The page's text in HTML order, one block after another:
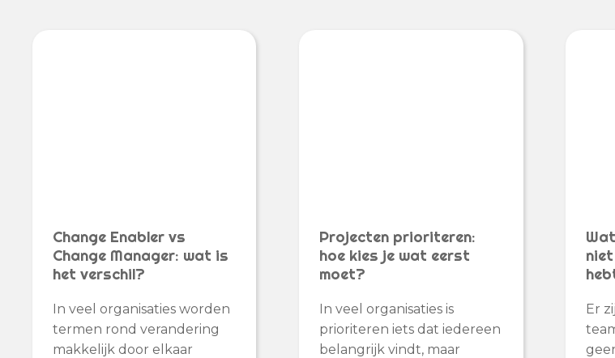
Change Enabler vs
Change Manager: wat is
het verschil?
In veel organisaties worden
termen rond verandering
makkelijk door elkaar
Projecten prioriteren:
hoe kies je wat eerst
moet?
In veel organisaties is
prioriteren iets dat iedereen
belangrijk vindt, maar
Er